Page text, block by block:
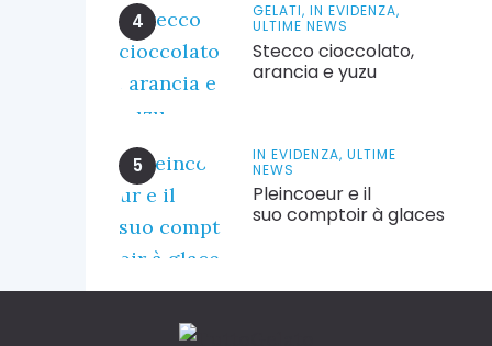
GELATI, IN EVIDENZA,
ULTIME NEWS
Stecco cioccolato,
arancia e yuzu
IN EVIDENZA, ULTIME
NEWS
Pleincoeur e il
suo comptoir à glaces